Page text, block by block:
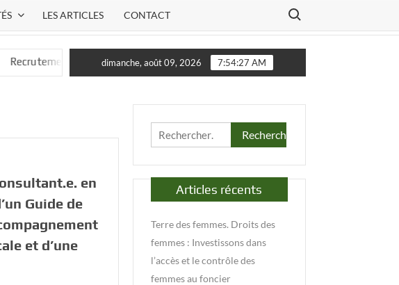
LES ARTICLES CONTACT
Search for:
d’un.e consultant.e. en vue de l’élaboration d’un Guide de Dispositif Local
dimanche, août 09, 2026 7:54:28 AM
en
Guide de
et d’une
Rechercher :
Articles récents
Terre des femmes. Droits des
femmes : Investissons dans
l’accès et le contrôle des
femmes au foncier